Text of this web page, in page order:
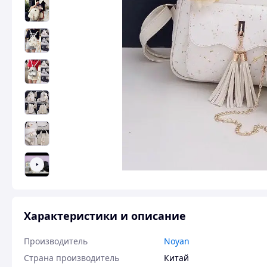
Характеристики и описание
Производитель
Noyan
Страна производитель
Китай